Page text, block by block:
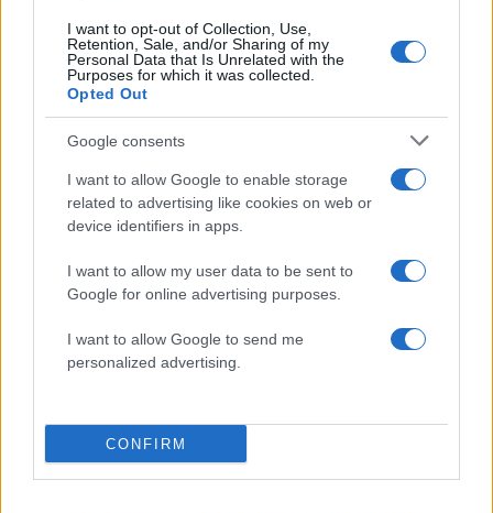
I want to opt-out of Collection, Use,
Retention, Sale, and/or Sharing of my
Personal Data that Is Unrelated with the
Purposes for which it was collected.
Opted Out
Google consents
I want to allow Google to enable storage
related to advertising like cookies on web or
device identifiers in apps.
I want to allow my user data to be sent to
Google for online advertising purposes.
I want to allow Google to send me
personalized advertising.
CONFIRM
Πιο δημοφιλή
Marfin: Η 46χρονη πήρε προθεσμία για να
απολογηθεί την Τρίτη – «Είναι αθώα,
συμμετείχε στη διαδήλωση όπως και
100.000 άτομα»
Σέρρες: Βίντεο ντοκουμέντο από το
τροχαίο με νεκρούς μητέρα και γιο – Ο
οδηγός του φορτηγού κατέγραψε τη
Σίντνεϊ Τάουλ: Πέθανε σε ηλικία 26 ετών η
Λένα Σαμαρά: Συγκίνηση στο μνημόσυνο
για τον έναν χρόνο από τον θάνατο της
κόρης του Αντώνη Σαμαρά